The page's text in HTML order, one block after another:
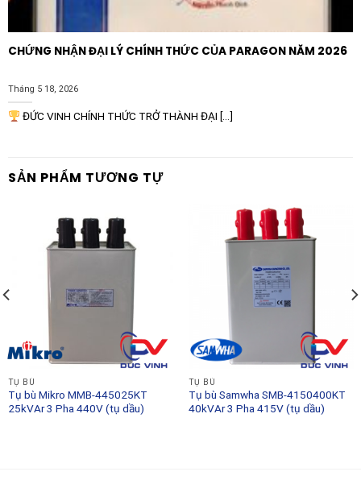
CHỨNG NHẬN ĐẠI LÝ CHÍNH THỨC CỦA PARAGON NĂM 2026
Tháng 5 18, 2026
ĐỨC VINH CHÍNH THỨC TRỞ THÀNH ĐẠI [...]
SẢN PHẨM TƯƠNG TỰ
TỤ BÙ
Tụ bù Mikro MMB-445025KT
25kVAr 3 Pha 440V (tụ dầu)
TỤ BÙ
Tụ bù Samwha SMB-4150400KT
40kVAr 3 Pha 415V (tụ dầu)